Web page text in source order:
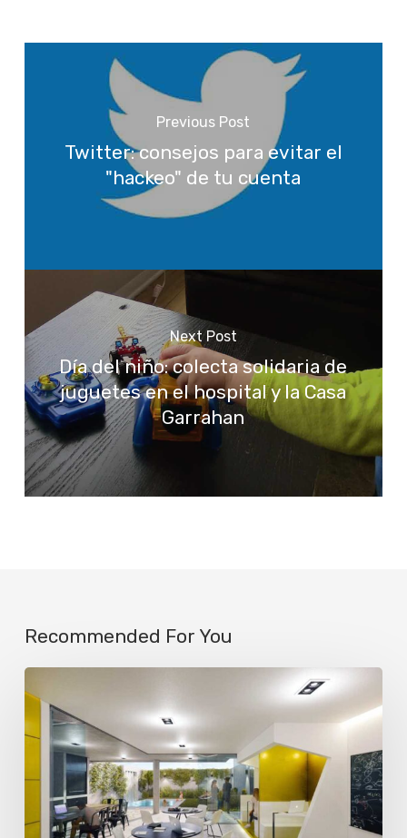
Previous Post
Twitter: consejos para evitar el
"hackeo" de tu cuenta
Next Post
Día del niño: colecta solidaria de
juguetes en el hospital y la Casa
Garrahan
Recommended For You
ya
engaña
la